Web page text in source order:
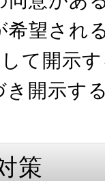
れるサ
て開示
する
策